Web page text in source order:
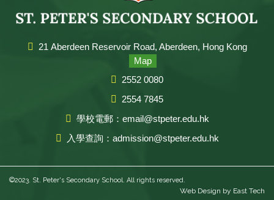
21 Aberdeen Reservoir Road, Aberdeen, Hong Kong
Map
2552 0080
2554 7845
學校電郵：email@stpeter.edu.hk
入學查詢：admission@stpeter.edu.hk
©2023. St. Peter's Secondary School. All rights reserved.
Web Design by East Tech